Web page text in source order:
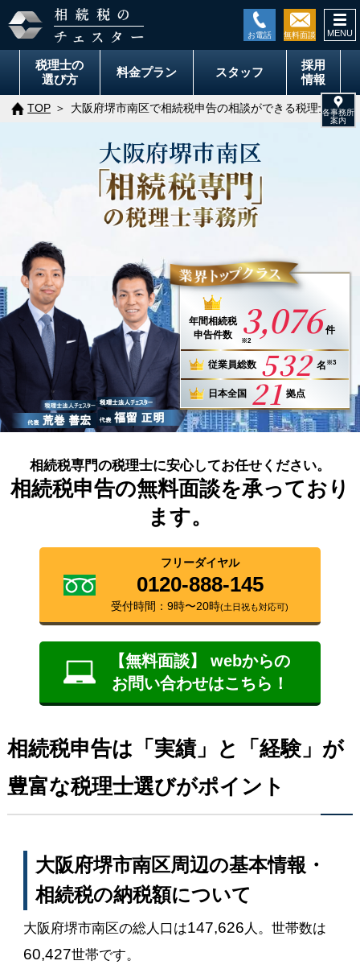
税理士の
選び方
料金プラン スタッフ
採用
情報
TOP 大阪府堺市南区で相続税申告の相談ができる税理士事務
大阪府堺市南区
年間相続税
申告件数
3,076 件
※2
従業員総数 532 名 ※3
日本全国 21 拠点
相続税専門の税理士に安心してお任せください。
相続税申告の無料面談を承っており
ます。
フリーダイヤル
0120-888-145
受付時間：9時〜20時(土日祝も対応可)
【無料面談】 webからの
お問い合わせはこちら！
相続税申告は「実績」と「経験」が
豊富な税理士選びがポイント
大阪府堺市南区周辺の基本情報・
相続税の納税額について
大阪府堺市南区の総人口は147,626 人。世帯数は
60,427世帯です。